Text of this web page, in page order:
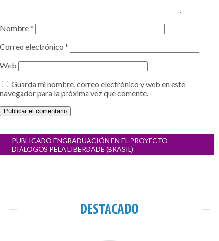
Nombre*
Correo electrónico *
Web
Guarda mi nombre, correo electrónico y web en este
navegador para la próxima vez que comente.
Navegación
entradas
PUBLICADO ENGRADUACIÓN EN EL PROYECTO
DIÁLOGOS PELA LIBERDADE (BRASIL)
DESTACADO